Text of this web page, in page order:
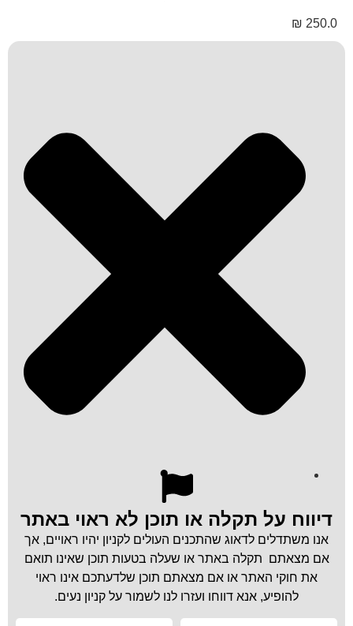
250.0
₪
דיווח על תקלה או תוכן לא ראוי באתר
אנו משתדלים לדאוג שהתכנים העולים לקניון יהיו ראויים, אך
אם מצאתם תקלה באתר או שעלה בטעות תוכן שאינו תואם
את חוקי האתר או אם מצאתם תוכן שלדעתכם אינו ראוי
להופיע, אנא דווחו ועזרו לנו לשמור על קניון נעים.